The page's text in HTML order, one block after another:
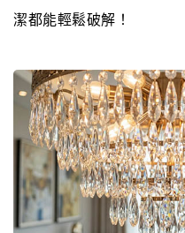
潔都能輕鬆破解！